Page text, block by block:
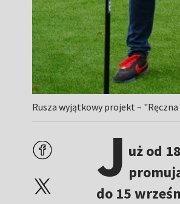
Rusza wyjątkowy projekt –
J uż od
do 15